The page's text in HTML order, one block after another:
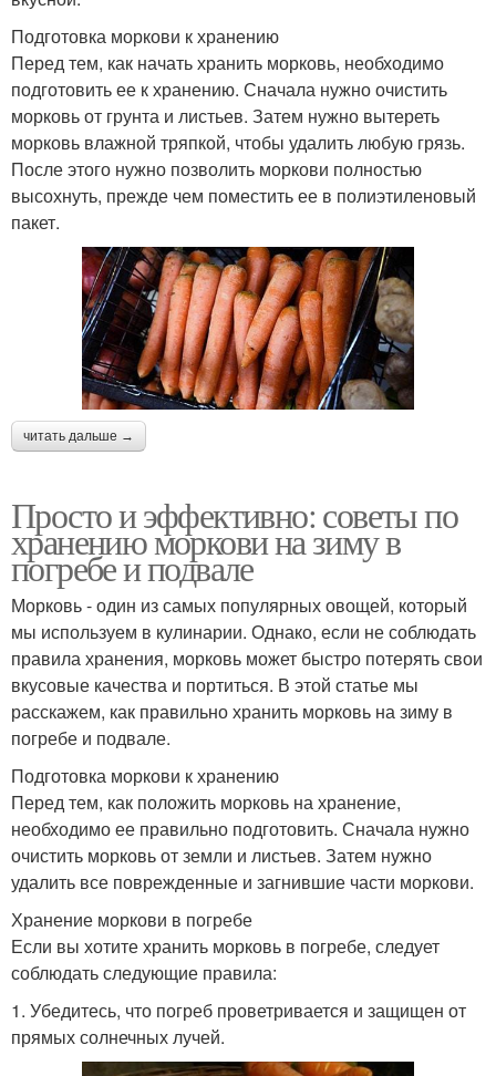
Подготовка моркови к хранению
Перед тем, как начать хранить морковь, необходимо
подготовить ее к хранению. Сначала нужно очистить
морковь от грунта и листьев. Затем нужно вытереть
морковь влажной тряпкой, чтобы удалить любую грязь.
После этого нужно позволить моркови полностью
высохнуть, прежде чем поместить ее в полиэтиленовый
пакет.
читать дальше →
Просто и эффективно: советы по
хранению моркови на зиму в
погребе и подвале
Морковь - один из самых популярных овощей, который
мы используем в кулинарии. Однако, если не соблюдать
правила хранения, морковь может быстро потерять свои
вкусовые качества и портиться. В этой статье мы
расскажем, как правильно хранить морковь на зиму в
погребе и подвале.
Подготовка моркови к хранению
Перед тем, как положить морковь на хранение,
необходимо ее правильно подготовить. Сначала нужно
очистить морковь от земли и листьев. Затем нужно
удалить все поврежденные и загнившие части моркови.
Хранение моркови в погребе
Если вы хотите хранить морковь в погребе, следует
соблюдать следующие правила:
1. Убедитесь, что погреб проветривается и защищен от
прямых солнечных лучей.